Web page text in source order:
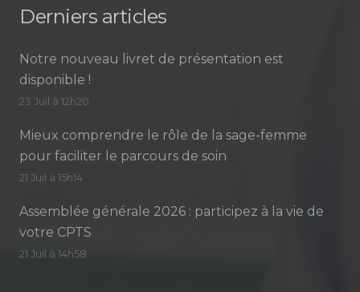
Derniers articles
Notre nouveau livret de présentation est
disponible !
23 Juil à 12h20
Mieux comprendre le rôle de la sage-femme
pour faciliter le parcours de soin
21 Juil à 15h14
Assemblée générale 2026 : participez à la vie de
votre CPTS
21 Juil à 14h58